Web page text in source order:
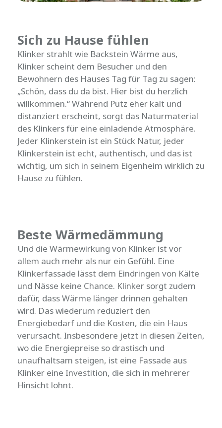
Sich zu Hause fühlen
Klinker strahlt wie Backstein Wärme aus,
Klinker scheint dem Besucher und den
Bewohnern des Hauses Tag für Tag zu sagen:
„Schön, dass du da bist. Hier bist du herzlich
willkommen.“ Während Putz eher kalt und
distanziert erscheint, sorgt das Naturmaterial
des Klinkers für eine einladende Atmosphäre.
Jeder Klinkerstein ist ein Stück Natur, jeder
Klinkerstein ist echt, authentisch, und das ist
wichtig, um sich in seinem Eigenheim wirklich zu
Hause zu fühlen.
Beste Wärmedämmung
Und die Wärmewirkung von Klinker ist vor
allem auch mehr als nur ein Gefühl. Eine
Klinkerfassade lässt dem Eindringen von Kälte
und Nässe keine Chance. Klinker sorgt zudem
dafür, dass Wärme länger drinnen gehalten
wird. Das wiederum reduziert den
Energiebedarf und die Kosten, die ein Haus
verursacht. Insbesondere jetzt in diesen Zeiten,
wo die Energiepreise so drastisch und
unaufhaltsam steigen, ist eine Fassade aus
Klinker eine Investition, die sich in mehrerer
Hinsicht lohnt.